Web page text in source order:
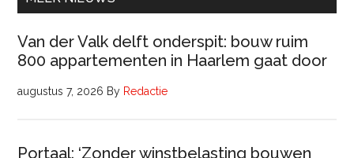
Van der Valk delft onderspit: bouw ruim
800 appartementen in Haarlem gaat door
augustus 7, 2026 By Redactie
Portaal: ‘Zonder winstbelasting bouwen